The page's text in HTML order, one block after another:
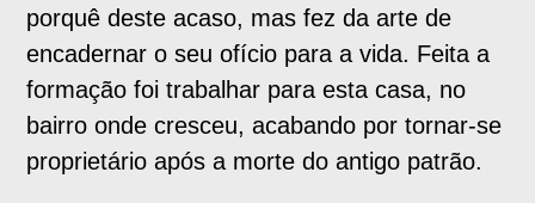
porquê deste acaso, mas fez da arte de
encadernar o seu ofício para a vida. Feita a
formação foi trabalhar para esta casa, no
bairro onde cresceu, acabando por tornar-se
proprietário após a morte do antigo patrão.